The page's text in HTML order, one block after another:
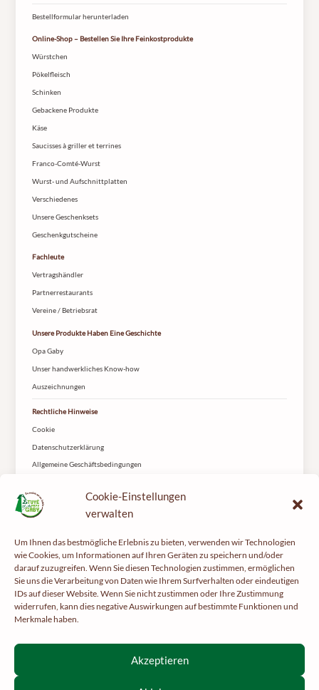
Cookie-Einstellungen
verwalten
Um Ihnen das bestmögliche Erlebnis zu bieten, verwenden wir Technologien
wie Cookies, um Informationen auf Ihren Geräten zu speichern und/oder
darauf zuzugreifen. Wenn Sie diesen Technologien zustimmen, ermöglichen
Sie uns die Verarbeitung von Daten wie Ihrem Surfverhalten oder eindeutigen
IDs auf dieser Website. Wenn Sie nicht zustimmen oder Ihre Zustimmung
widerrufen, kann dies negative Auswirkungen auf bestimmte Funktionen und
Merkmale haben.
Akzeptieren
Bestellformular herunterladen
Online-Shop – Bestellen Sie Ihre Feinkostprodukte
Würstchen
Pökelfleisch
Schinken
Gebackene Produkte
Käse
Saucisses à griller et terrines
Franco-Comté-Wurst
Wurst- und Aufschnittplatten
Verschiedenes
Unsere Geschenksets
Geschenkgutscheine
Fachleute
Vertragshändler
Partnerrestaurants
Vereine / Betriebsrat
Unsere Produkte Haben Eine Geschichte
Opa Gaby
Unser handwerkliches Know-how
Auszeichnungen
Rechtliche Hinweise
Cookie
Datenschutzerklärung
Allgemeine Geschäftsbedingungen
Kontakt
25650 Gilley
Tun Sie Ihrer Gesundheit etwas Gutes und treiben Sie regelmäßig Sport –mangerbouger.fr